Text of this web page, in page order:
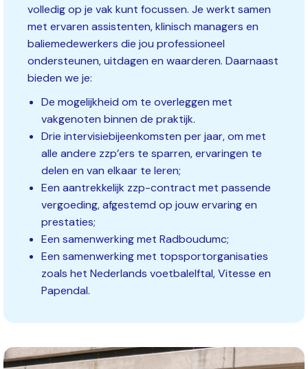
volledig op je vak kunt focussen. Je werkt samen
met ervaren assistenten, klinisch managers en
baliemedewerkers die jou professioneel
ondersteunen, uitdagen en waarderen. Daarnaast
bieden we je:
De mogelijkheid om te overleggen met
vakgenoten binnen de praktijk.
Drie intervisiebijeenkomsten per jaar, om met
alle andere zzp’ers te sparren, ervaringen te
delen en van elkaar te leren;
Een aantrekkelijk zzp-contract met passende
vergoeding, afgestemd op jouw ervaring en
prestaties;
Een samenwerking met Radboudumc;
Een samenwerking met topsportorganisaties
zoals het Nederlands voetbalelftal, Vitesse en
Papendal.